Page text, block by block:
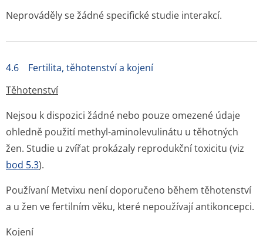
Neprováděly se žádné specifické studie interakcí.
4.6 Fertilita, těhotenství a kojení
Těhotenství
Nejsou k dispozici žádné nebo pouze omezené údaje
ohledně použití methyl-aminolevulinátu u těhotných
žen. Studie u zvířat prokázaly reprodukční toxicitu (viz
bod 5.3).
Používaní Metvixu není doporučeno během těhotenství
a u žen ve fertilním věku, které nepoužívají antikoncepci.
Kojení